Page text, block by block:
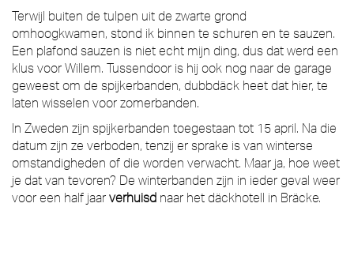
Terwijl buiten de tulpen uit de zwarte grond
omhoogkwamen, stond ik binnen te schuren en te sauzen.
Een plafond sauzen is niet echt mijn ding, dus dat werd een
klus voor Willem. Tussendoor is hij ook nog naar de garage
geweest om de spijkerbanden, dubbdäck heet dat hier, te
laten wisselen voor zomerbanden.
In Zweden zijn spijkerbanden toegestaan tot 15 april. Na die
datum zijn ze verboden, tenzij er sprake is van winterse
omstandigheden of die worden verwacht. Maar ja, hoe weet
je dat van tevoren? De winterbanden zijn in ieder geval weer
voor een half jaar verhuisd naar het däckhotell in Bräcke.